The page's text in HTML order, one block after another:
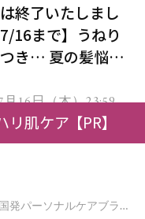
終了いたしまし
16まで】うねり
き… 夏の髪悩み
様にプレゼン
16日（木）23:59ま
リ肌ケア【PR】
韓国発パーソナルケアブランド「KUNDAL（クンダル）」がQoo10「メガポ」に参加！人気商品が最大55％OFF＆限定“猫ちゃんパッケージ”も登場！